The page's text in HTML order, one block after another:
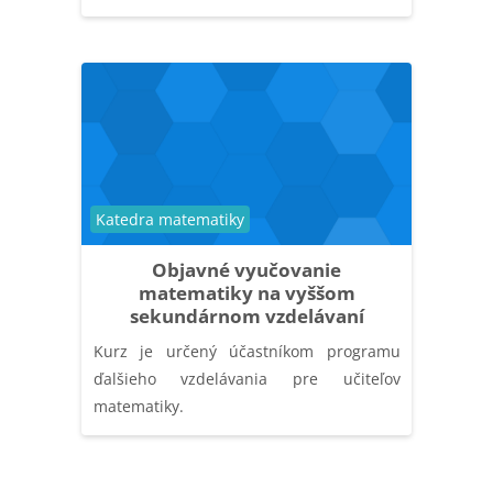
Objavné vyučovanie
matematiky na vyššom
sekundárnom vzdelávaní
Kurzuskategória
Katedra matematiky
Kurz je určený účastníkom programu
ďalšieho vzdelávania pre učiteľov
matematiky.